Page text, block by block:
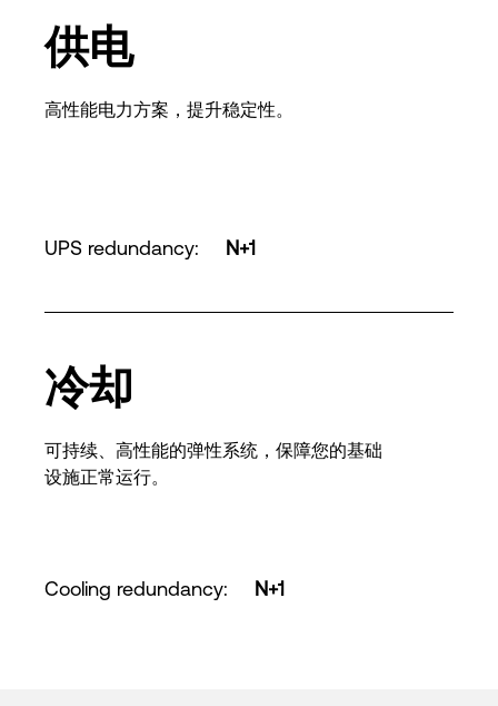
供电
高性能电力方案，提升稳定性。
UPS redundancy: N+1
冷却
可持续、高性能的弹性系统，保障您的基础
设施正常运行。
Cooling redundancy: N+1